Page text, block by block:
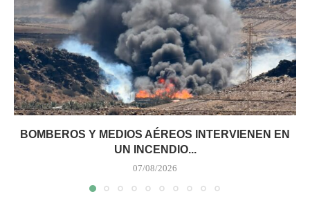
BOMBEROS Y MEDIOS AÉREOS INTERVIENEN EN
UN INCENDIO...
07/08/2026